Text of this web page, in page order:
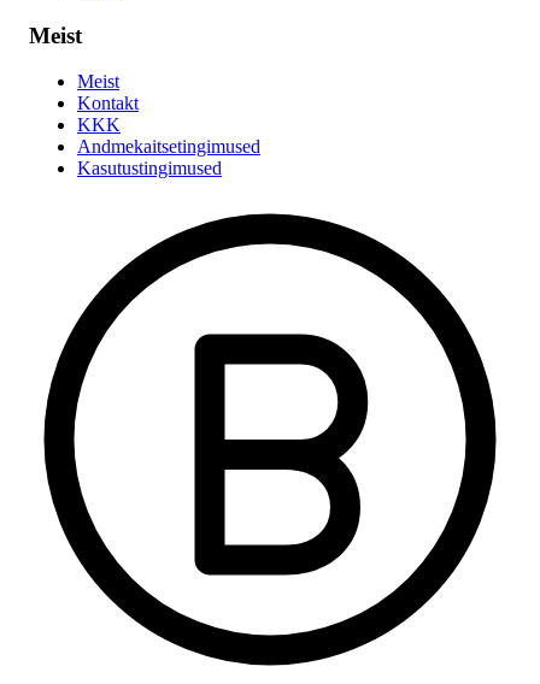
Meist
Meist
Kontakt
KKK
Andmekaitsetingimused
Kasutustingimused